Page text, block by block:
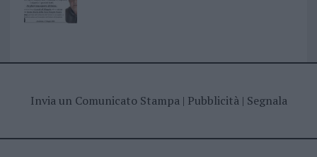
Invia un Comunicato Stampa| Pubblicità| Segnala